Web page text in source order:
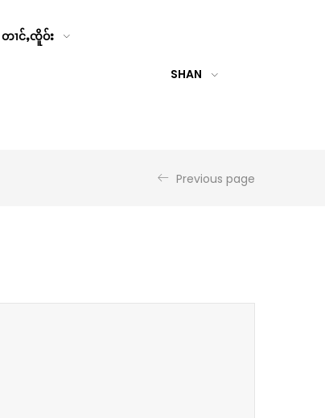
တၢင်ႇၸိူဝ်း
SHAN
Previous page